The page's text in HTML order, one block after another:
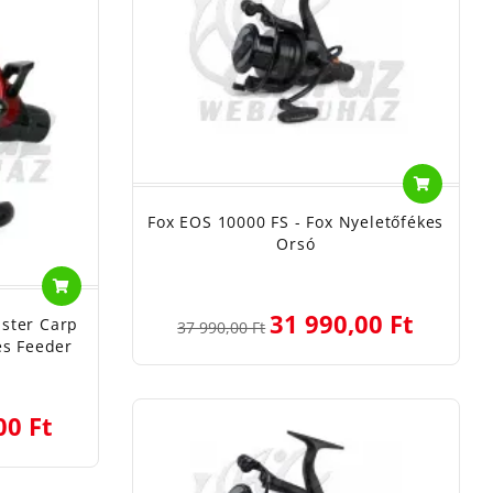
Carp
Feeder
Ft
Fox EOS 10000 FS - Fox Nyeletőfékes
Orsó
37 990,00 Ft 31 990,00 Ft